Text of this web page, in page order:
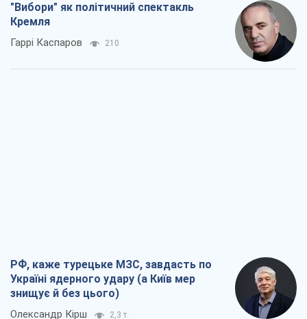
"Вибори" як політичний спектакль
Кремля
Гаррі Каспаров 210
РФ, каже турецьке МЗС, завдасть по
Україні ядерного удару (а Київ мер
знищує й без цього)
Олександр Кірш 2,3 т.